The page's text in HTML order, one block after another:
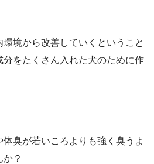
境から改善していくということ
をたくさん入れた犬のために作
臭が若いころよりも強く臭うよ
か？